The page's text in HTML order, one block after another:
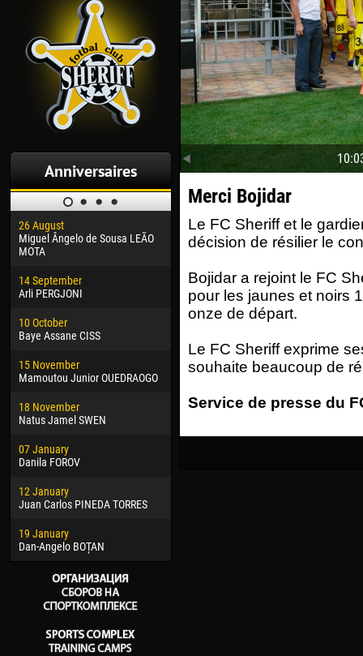
Anniversaires
26 August
Miguel Ângelo de Sousa LEÃO
MOTA
14 September
Arli PERGJONI
10 October
Baye Assane CISS
15 November
Mamoutou Junior OUEDRAOGO
18 November
Natus Jamel SWEN
07 January
Danila FOROV
12 January
Juan Carlos PINEDA TORRES
19 January
Dan-Angelo BOȚAN
30 January
Dhoraso Moreo KLAS
Vladislav COSTIN
02 March
Veaceslav COZMA
09 March
Emmanuel AFETSE
Jayder Moreno ASPRILLA
22 March
04
24
10
Merci Bojidar
Le FC Sheriff et le
décision de résilier le
Bojidar a rejoint le FC
pour les jaunes et noirs
onze de départ.
Le FC Sheriff exprime
souhaite beaucoup de
Service de presse du